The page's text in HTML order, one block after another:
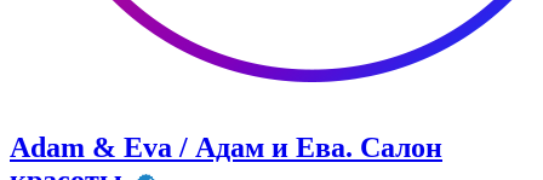
Adam & Eva / Адам и Ева. Салон